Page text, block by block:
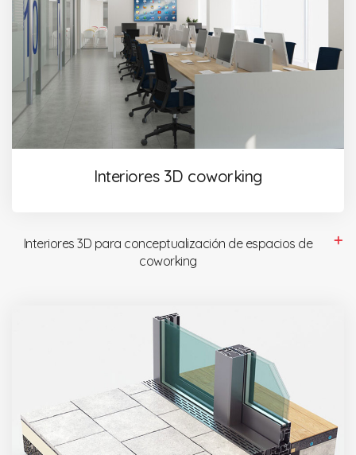
Interiores 3D coworking
Interiores 3D para conceptualización de espacios de
coworking